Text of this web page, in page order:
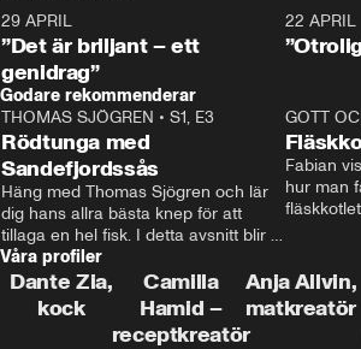
29 APRIL
”Det är briljant – ett
genidrag”
22 APRIL
Godare rekommenderar
THOMAS SJÖGREN • S1, E3
Rödtunga med
Sandefjordssås
Häng med Thomas Sjögren och lär
dig hans allra bästa knep för att
tillaga en hel fisk. I detta avsnitt blir
de helstekt rödtunga med
sandefjordssås och en magisk sallad
på pepparrot och äpple.
GOTT
Fabian
hur man
Våra profiler
Dante Zia,
kock
Camilla
Hamid –
receptkreatör
Anja Allvin,
matkreatör